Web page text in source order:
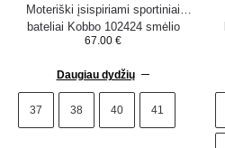
Moteriški įsispiriami sportiniai
bateliai Kobbo 102424 smėlio
spalvos
67.00 €
Daugiau dydžių
37 38 40 41